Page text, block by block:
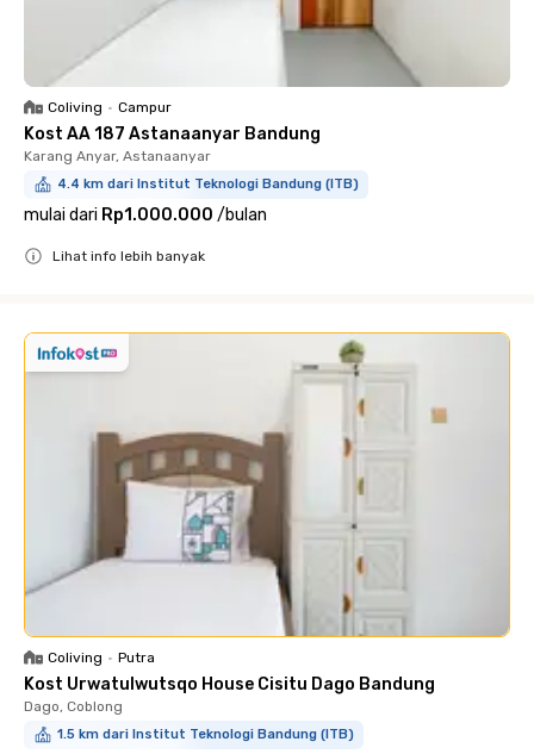
Coliving • Campur
Kost AA 187 Astanaanyar Bandung
Karang Anyar, Astanaanyar
4.4 km dari Institut Teknologi Bandung (ITB)
mulai dari Rp1.000.000 /bulan
Lihat info lebih banyak
Coliving • Putra
Kost Urwatulwutsqo House Cisitu Dago Bandung
Dago, Coblong
1.5 km dari Institut Teknologi Bandung (ITB)